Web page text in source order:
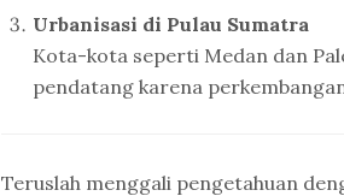
Urbanisasi di Pulau Sumatra
Kota-kota seperti Medan dan
pendatang karena
Teruslah menggali pengetahuan